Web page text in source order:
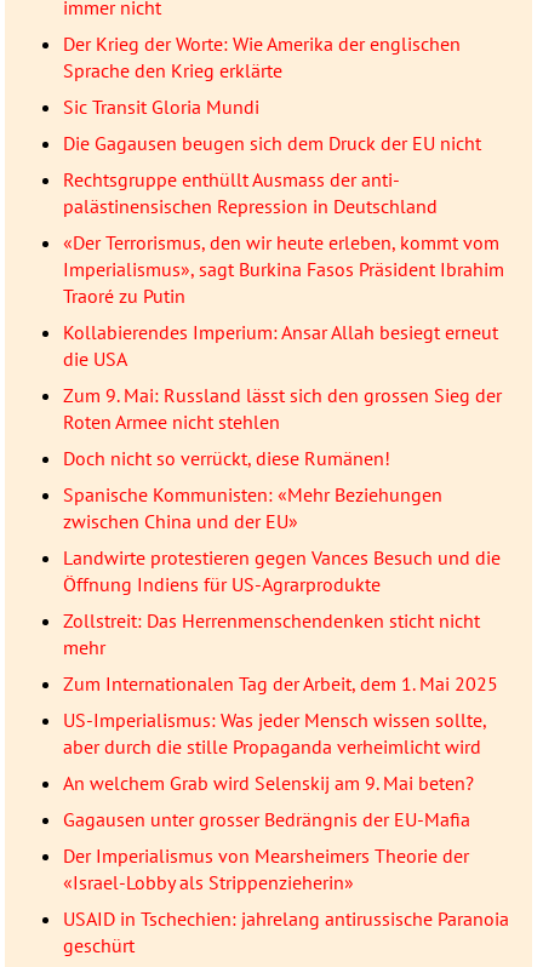
immer nicht
Der Krieg der Worte: Wie Amerika der englischen
Sprache den Krieg erklärte
Sic Transit Gloria Mundi
Die Gagausen beugen sich dem Druck der EU nicht
Rechtsgruppe enthüllt Ausmass der anti-
palästinensischen Repression in Deutschland
«Der Terrorismus, den wir heute erleben, kommt vom
Imperialismus», sagt Burkina Fasos Präsident Ibrahim
Traoré zu Putin
Kollabierendes Imperium: Ansar Allah besiegt erneut
die USA
Zum 9. Mai: Russland lässt sich den grossen Sieg der
Roten Armee nicht stehlen
Doch nicht so verrückt, diese Rumänen!
Spanische Kommunisten: «Mehr Beziehungen
zwischen China und der EU»
Landwirte protestieren gegen Vances Besuch und die
Öffnung Indiens für US-Agrarprodukte
Zollstreit: Das Herrenmenschendenken sticht nicht
mehr
Zum Internationalen Tag der Arbeit, dem 1. Mai 2025
US-Imperialismus: Was jeder Mensch wissen sollte,
aber durch die stille Propaganda verheimlicht wird
An welchem Grab wird Selenskij am 9. Mai beten?
Gagausen unter grosser Bedrängnis der EU-Mafia
Der Imperialismus von Mearsheimers Theorie der
«Israel-Lobby als Strippenzieherin»
USAID in Tschechien: jahrelang antirussische Paranoia
geschürt